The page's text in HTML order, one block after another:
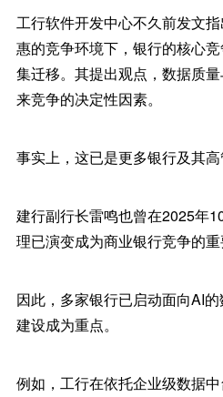
工行软件开发中心不久前发文
惠的竞争环境下，银行的核心
集迁移。其提出观点，数据质
来竞争的决定性因素。
事实上，这已是更多银行及其高
建行副行长雷鸣也曾在2025年
理已演变成为商业银行竞争的重
因此，多家银行已启动面向AI
建设成为重点。
例如，工行在依托企业级数据